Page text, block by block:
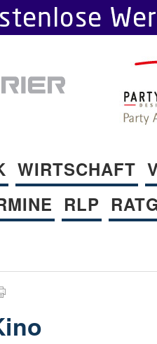
WIRTSCHAFT
RLP